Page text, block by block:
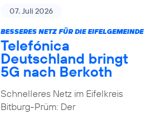
07. Juli 2026
BESSERES NETZ FÜR DIE EIFELGEMEINDE
Telefónica
Deutschland bringt
5G nach Berkoth
Schnelleres Netz im Eifelkreis
Bitburg-Prüm: Der